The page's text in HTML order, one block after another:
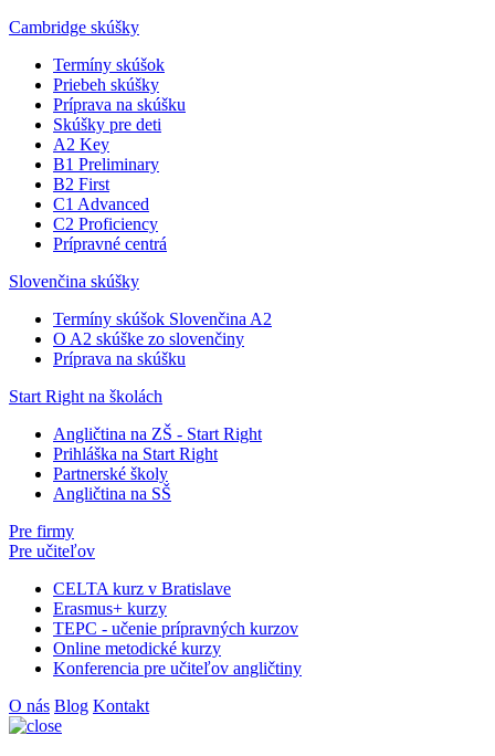
Cambridge skúšky
Termíny skúšok
Priebeh skúšky
Príprava na skúšku
Skúšky pre deti
A2 Key
B1 Preliminary
B2 First
C1 Advanced
C2 Proficiency
Prípravné centrá
Slovenčina skúšky
Termíny skúšok Slovenčina A2
O A2 skúške zo slovenčiny
Príprava na skúšku
Start Right na školách
Angličtina na ZŠ - Start Right
Prihláška na Start Right
Partnerské školy
Angličtina na SŠ
Pre firmy
Pre učiteľov
CELTA kurz v Bratislave
Erasmus+ kurzy
TEPC - učenie prípravných kurzov
Online metodické kurzy
Konferencia pre učiteľov angličtiny
O nás Blog Kontakt